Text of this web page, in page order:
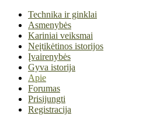
Technika ir ginklai
Asmenybės
Kariniai veiksmai
Neįtikėtinos istorijos
Įvairenybės
Gyva istorija
Apie
Forumas
Prisijungti
Registracija